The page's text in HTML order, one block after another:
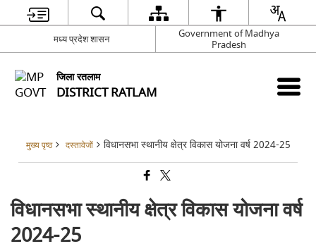
मध्य प्रदेश शासन
Government of Madhya
Pradesh
जिला रतलाम
DISTRICT RATLAM
मुख्य पृष्ठ दस्तावेजों विधानसभा स्थानीय क्षेत्र विकास योजना वर्ष 2024-25
विधानसभा स्थानीय क्षेत्र विकास योजना वर्ष
2024-25